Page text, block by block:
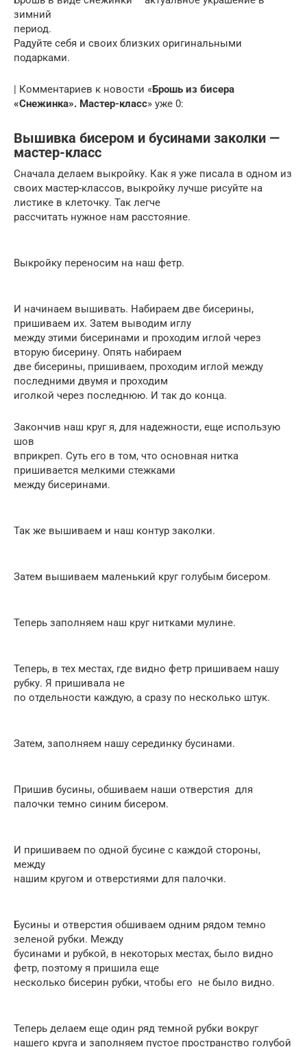
зимний
период.
Радуйте себя и своих близких оригинальными
подарками.
| Комментариев к новости «Брошь из бисера
«Снежинка». Мастер-класс» уже 0:
Вышивка бисером и бусинами заколки —
мастер-класс
Сначала делаем выкройку. Как я уже писала в одном из
своих мастер-классов, выкройку лучше рисуйте на
листике в клеточку. Так легче
рассчитать нужное нам расстояние.
Выкройку переносим на наш фетр.
И начинаем вышивать. Набираем две бисерины,
пришиваем их. Затем выводим иглу
между этими бисеринами и проходим иглой через
вторую бисерину. Опять набираем
две бисерины, пришиваем, проходим иглой между
последними двумя и проходим
иголкой через последнюю. И так до конца.
Закончив наш круг я, для надежности, еще использую
шов
вприкреп. Суть его в том, что основная нитка
пришивается мелкими стежками
между бисеринами.
Так же вышиваем и наш контур заколки.
Затем вышиваем маленький круг голубым бисером.
Теперь заполняем наш круг нитками мулине.
Теперь, в тех местах, где видно фетр пришиваем нашу
рубку. Я пришивала не
по отдельности каждую, а сразу по несколько штук.
Затем, заполняем нашу серединку бусинами.
Пришив бусины, обшиваем наши отверстия для
палочки темно синим бисером.
И пришиваем по одной бусине с каждой стороны,
между
нашим кругом и отверстиями для палочки.
Бусины и отверстия обшиваем одним рядом темно
зеленой рубки. Между
бусинами и рубкой, в некоторых местах, было видно
фетр, поэтому я пришила еще
несколько бисерин рубки, чтобы его не было видно.
Теперь делаем еще один ряд темной рубки вокруг
нашего круга и заполняем пустое пространство голубой